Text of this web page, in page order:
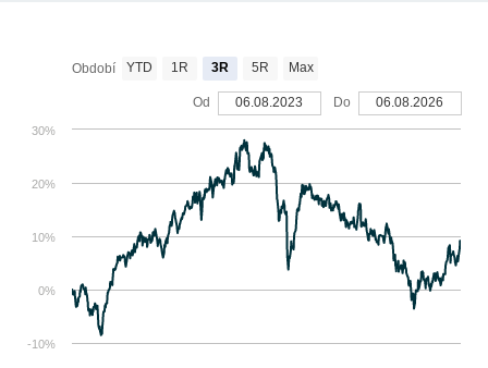
-10%
0%
10%
20%
30%
Období YTD 1R 3R 5R Max
Od 06.08.2023 Do 06.08.2026